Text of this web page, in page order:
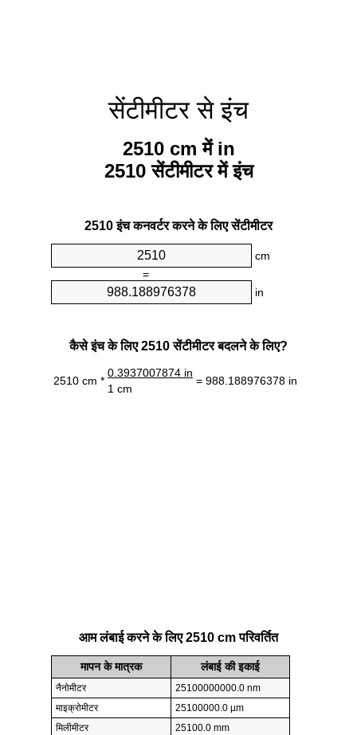
सेंटीमीटर से इंच
2510 cm में in
2510 सेंटीमीटर में इंच
2510 इंच कनवर्टर करने के लिए सेंटीमीटर
cm
=
in
कैसे इंच के लिए 2510 सेंटीमीटर बदलने के लिए?
2510 cm *
0.3937007874 in
= 988.188976378 in
1 cm
आम लंबाई करने के लिए 2510 cm परिवर्तित
मापन के मात्रक लंबाई की इकाई
नैनोमीटर
25100000000.0 nm
माइक्रोमीटर
25100000.0 µm
मिलीमीटर
25100.0 mm